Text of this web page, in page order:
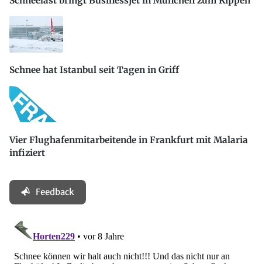
Schnee hat Istanbul seit Tagen in Griff
Vier Flughafenmitarbeitende in Frankfurt mit Malaria
infiziert
Feedback